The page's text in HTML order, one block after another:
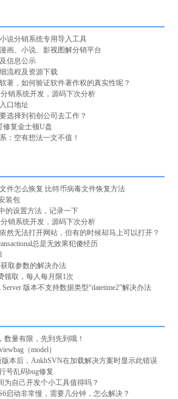
说分销系统专用导入工具
画、小说、影视图解分销平台
信息公示
流程及资源下载
著，如何验证软件著作权的真实性呢？
销系统开发，源码下次分析
口地址
选择到初创公司去工作？
修复金士顿U盘
：空有想法一文不值！
件怎么恢复 比特币病毒文件恢复方法
装包
的设置方法，记录一下
销系统开发，源码下次分析
然无法打开网站，但有的时候却马上可以打开？
总是无效果犯傻经历
取参数的解决办法
领取，每人每月限1次
版本不支持数据类型“datetime2”解决办法
量有限，先到先到哦！
（model）
版本后，AnkhSVN在加载解决方案时显示此错误
号乱码bug修复
为自己开发个小工具值得吗？
启动非常慢，需要几分钟，怎么解决？